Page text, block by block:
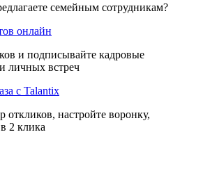
семейным сотрудникам?
онлайн
и подписывайте кадровые
личных встреч
с Talantix
откликов, настройте воронку,
2 клика